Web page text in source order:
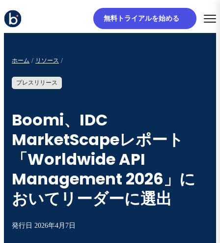
無料トライアルを始める
ホーム リソース
プレスリリース
Boomi、IDC
MarketScapeレポート
「Worldwide API
Management 2026」に
おいてリーダーに選出
発行日 2026年4月7日